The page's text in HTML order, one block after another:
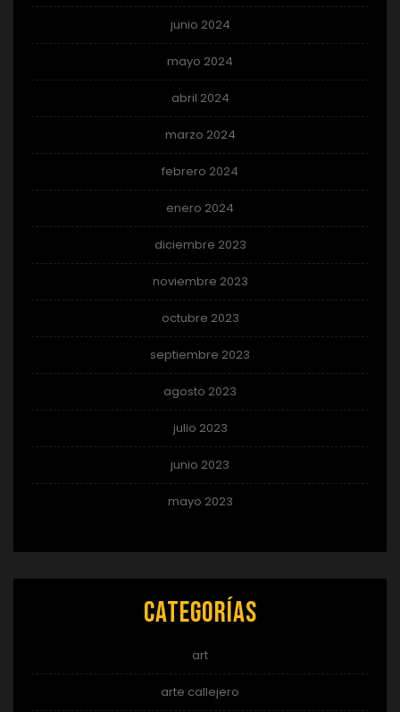
junio 2024
mayo 2024
abril 2024
marzo 2024
febrero 2024
enero 2024
diciembre 2023
noviembre 2023
octubre 2023
septiembre 2023
agosto 2023
julio 2023
junio 2023
mayo 2023
Categorías
art
arte callejero